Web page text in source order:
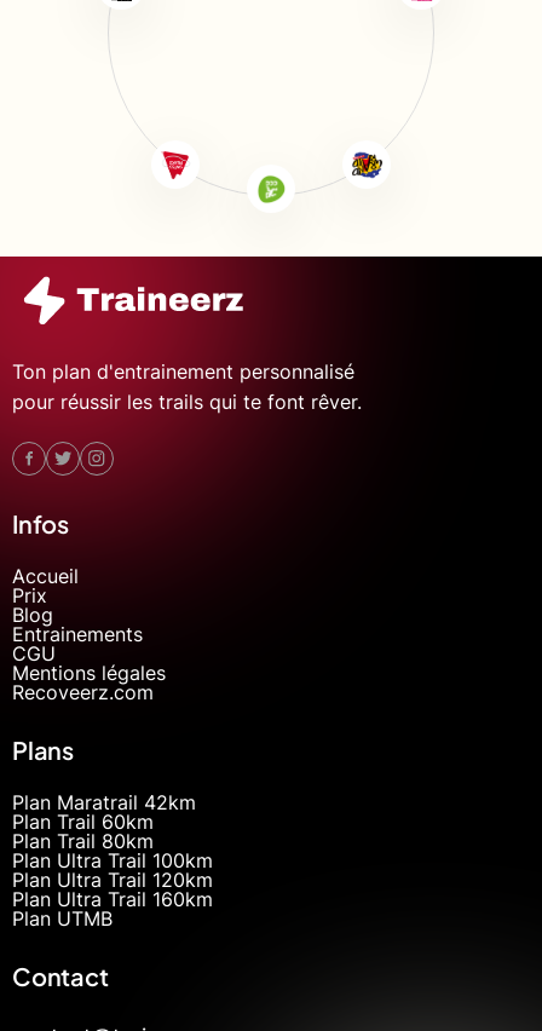
Ton plan d'entrainement personnalisé
pour réussir les trails qui te font rêver.
Infos
Accueil
Prix
Blog
Entrainements
CGU
Mentions légales
Recoveerz.com
Plans
Plan Maratrail 42km
Plan Trail 60km
Plan Trail 80km
Plan Ultra Trail 100km
Plan Ultra Trail 120km
Plan Ultra Trail 160km
Plan UTMB
Contact